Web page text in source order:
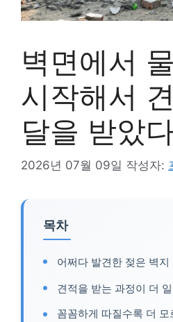
벽면에서
시작해서
달을 받았
2026년 07월 09일 작성자:
목차
어쩌다 발견한 젖은 벽지
견적을 받는 과정이 더
꼼꼼하게 따질수록 더